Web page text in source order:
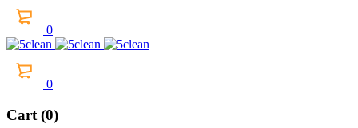
0
0
Cart (0)